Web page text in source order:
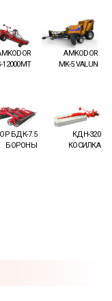
12000MT
AMKODOR
MK-5 VALUN
БДК-7.5
БОРОНЫ
КДН-320
КОСИЛКА